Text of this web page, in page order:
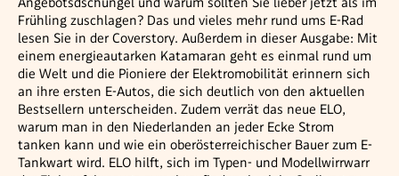
Frühling zuschlagen? Das und vieles mehr rund ums E-Rad
lesen Sie in der Coverstory. Außerdem in dieser Ausgabe: Mit
einem energieautarken Katamaran geht es einmal rund um
die Welt und die Pioniere der Elektromobilität erinnern sich
an ihre ersten E-Autos, die sich deutlich von den aktuellen
Bestsellern unterscheiden. Zudem verrät das neue ELO,
warum man in den Niederlanden an jeder Ecke Strom
tanken kann und wie ein oberösterreichischer Bauer zum E-
Tankwart wird. ELO hilft, sich im Typen- und Modellwirrwarr